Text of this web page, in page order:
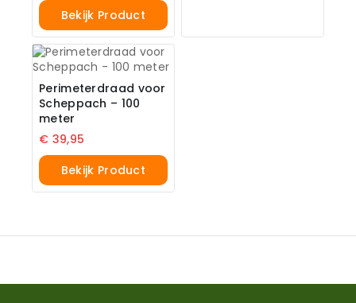
Bekijk Product
Perimeterdraad voor
Scheppach – 100
meter
€ 39,95
Bekijk Product